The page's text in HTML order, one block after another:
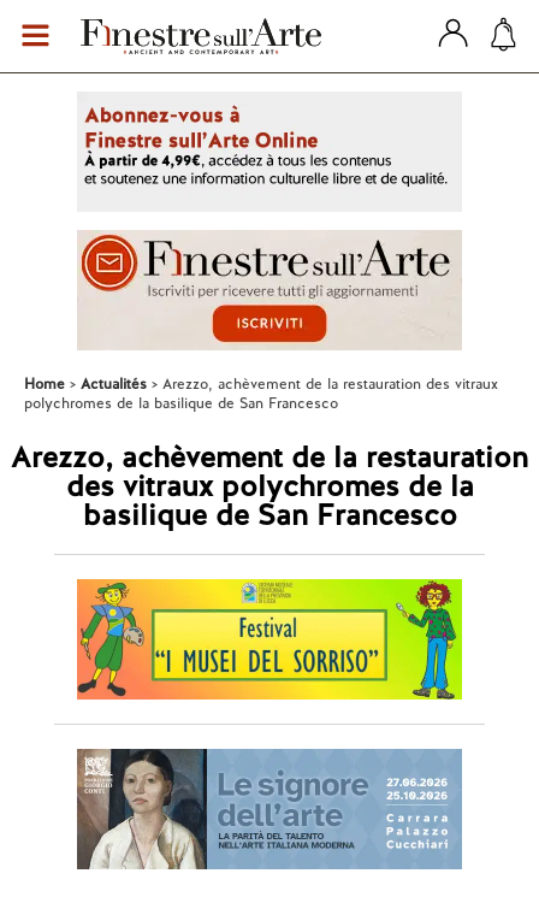
Home Actualités
Arezzo, achèvement de la restauration des vitraux
polychromes de la basilique de San Francesco
Arezzo, achèvement de la restauration
des vitraux polychromes de la
basilique de San Francesco